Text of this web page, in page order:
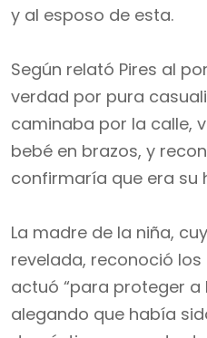
y al esposo de esta.
Según relató Pires al
verdad por pura
caminaba por la calle,
bebé en brazos, y
confirmaría que era su
La madre de la niña,
revelada, reconoció
actuó “para proteger a
alegando que había